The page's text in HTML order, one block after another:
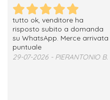
tutto ok, venditore ha
risposto subito a domanda
su WhatsApp. Merce arrivata
puntuale
29-07-2026 - PIERANTONIO B.